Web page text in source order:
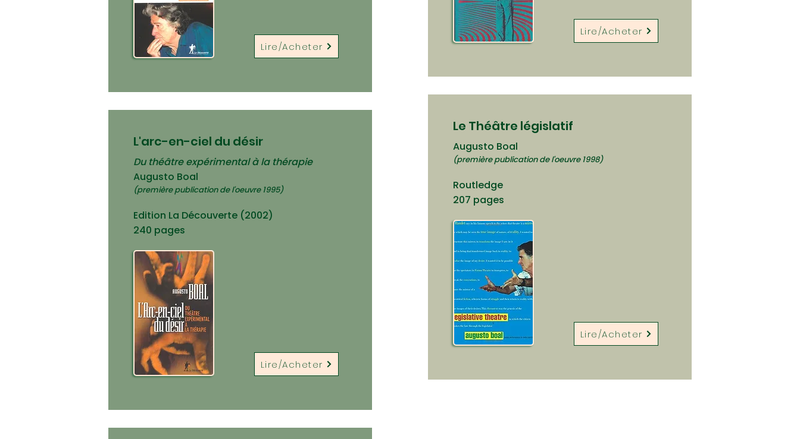
Lire/Acheter
L'arc-en-ciel du désir
Du théâtre expérimental à la thérapie
Augusto Boal
(première publication de l'oeuvre 1995)
Edition La Découverte (2002)
240 pages
Lire/Acheter
Lire/Acheter
Le Théâtre législatif
Augusto Boal
(première publication de l'oeuvre 1998)
Routledge
207 pages
Lire/Acheter